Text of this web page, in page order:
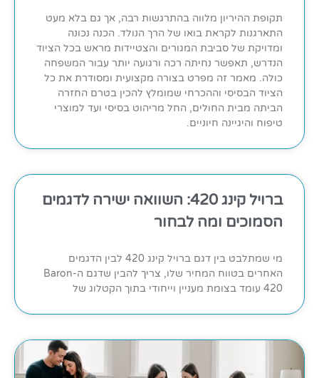
תקופת ההיריון מלווה בהתרגשות רבה, אך גם בלא מעט
התארגנות לקראת בואו של הרך הנולד. הכנה נכונה
ומדויקת של סביבת המגורים והצטיידות מראש בכל הציוד
הנדרש, תאפשר נחיתה רכה ורגועה יותר עבור המשפחה
כולה. מאמר זה מפרט בצורה מקצועית ומסודרת את כל
הציוד הבסיסי וההכרחי שמומלץ להכין בטרם החזרה
הביתה מבית החולים, החל מריהוט בסיסי ועד למוצרי
טיפוח והיגיינה חיוניים.
ברויל קינג 420: השוואה ישירה לדגמים
הסמוכים ומה לבחור
מי שמתלבט בין דגם ברויל קינג 420 לבין הדגמים
האחרים בטווח המחיר שלו, צריך להבין שדגם ה-Baron
420 עומד בצומת מעניין וייחודי בתוך הקטלוג של